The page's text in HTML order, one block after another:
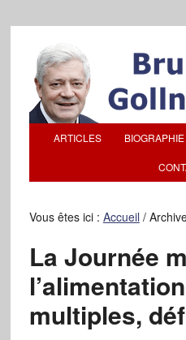
ARTICLES BIOGRAPHIE
Vous êtes ici : Accueil /
La Journée
multiples,